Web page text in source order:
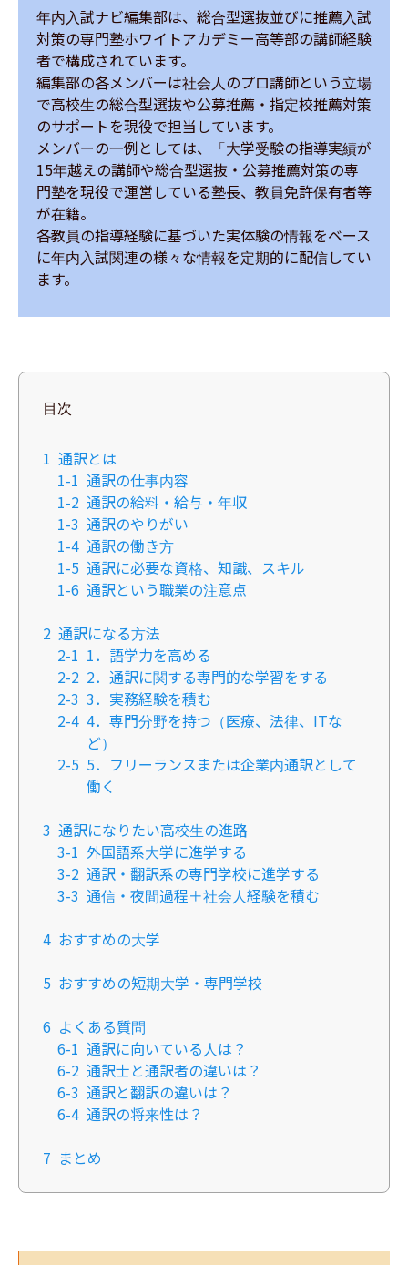
年内入試ナビ編集部は、総合型選抜並びに推薦入試
対策の専門塾ホワイトアカデミー高等部の講師経験
者で構成されています。
編集部の各メンバーは社会人のプロ講師という立場
で高校生の総合型選抜や公募推薦・指定校推薦対策
のサポートを現役で担当しています。
メンバーの一例としては、「大学受験の指導実績が
15年越えの講師や総合型選抜・公募推薦対策の専
門塾を現役で運営している塾長、教員免許保有者等
が在籍。
各教員の指導経験に基づいた実体験の情報をベース
に年内入試関連の様々な情報を定期的に配信してい
ます。
目次
1 通訳とは
1-1 通訳の仕事内容
1-2 通訳の給料・給与・年収
1-3 通訳のやりがい
1-4 通訳の働き方
1-5 通訳に必要な資格、知識、スキル
1-6 通訳という職業の注意点
2 通訳になる方法
2-1 1．語学力を高める
2-2 2．通訳に関する専門的な学習をする
2-3 3．実務経験を積む
2-4 4．専門分野を持つ（医療、法律、ITな
ど）
2-5 5．フリーランスまたは企業内通訳として
働く
3 通訳になりたい高校生の進路
3-1 外国語系大学に進学する
3-2 通訳・翻訳系の専門学校に進学する
3-3 通信・夜間過程＋社会人経験を積む
4 おすすめの大学
5 おすすめの短期大学・専門学校
6 よくある質問
6-1 通訳に向いている人は？
6-2 通訳士と通訳者の違いは？
6-3 通訳と翻訳の違いは？
6-4 通訳の将来性は？
7 まとめ